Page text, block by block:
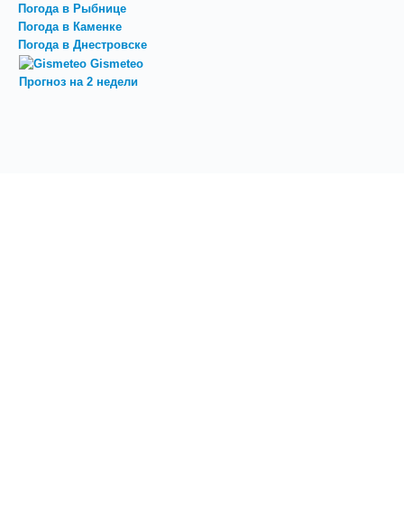
Погода в Рыбнице
Погода в Каменке
Погода в Днестровске
Gismeteo
Прогноз на 2 недели